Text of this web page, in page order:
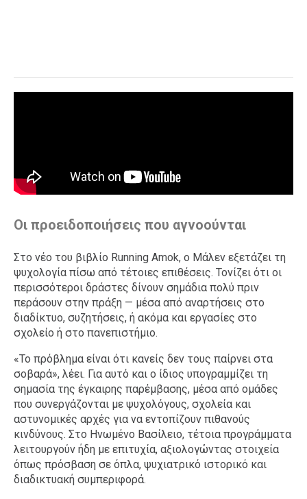
Οι προειδοποιήσεις που αγνοούνται
Στο νέο του βιβλίο Running Amok, ο Μάλεν εξετάζει τη
ψυχολογία πίσω από τέτοιες επιθέσεις. Τονίζει ότι οι
περισσότεροι δράστες δίνουν σημάδια πολύ πριν
περάσουν στην πράξη — μέσα από αναρτήσεις στο
διαδίκτυο, συζητήσεις, ή ακόμα και εργασίες στο
σχολείο ή στο πανεπιστήμιο.
«Το πρόβλημα είναι ότι κανείς δεν τους παίρνει στα
σοβαρά», λέει. Για αυτό και ο ίδιος υπογραμμίζει τη
σημασία της έγκαιρης παρέμβασης, μέσα από ομάδες
που συνεργάζονται με ψυχολόγους, σχολεία και
αστυνομικές αρχές για να εντοπίζουν πιθανούς
κινδύνους. Στο Ηνωμένο Βασίλειο, τέτοια προγράμματα
λειτουργούν ήδη με επιτυχία, αξιολογώντας στοιχεία
όπως πρόσβαση σε όπλα, ψυχιατρικό ιστορικό και
διαδικτυακή συμπεριφορά.